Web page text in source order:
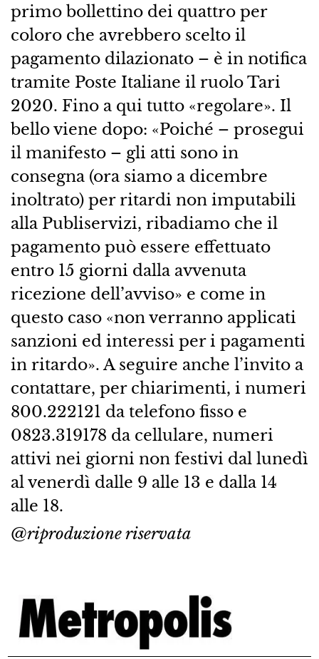
primo bollettino dei quattro per
coloro che avrebbero scelto il
pagamento dilazionato – è in notifica
tramite Poste Italiane il ruolo Tari
2020. Fino a qui tutto «regolare». Il
bello viene dopo: «Poiché – prosegui
il manifesto – gli atti sono in
consegna (ora siamo a dicembre
inoltrato) per ritardi non imputabili
alla Publiservizi, ribadiamo che il
pagamento può essere effettuato
entro 15 giorni dalla avvenuta
ricezione dell’avviso» e come in
questo caso «non verranno applicati
sanzioni ed interessi per i pagamenti
in ritardo». A seguire anche l’invito a
contattare, per chiarimenti, i numeri
800.222121 da telefono fisso e
0823.319178 da cellulare, numeri
attivi nei giorni non festivi dal lunedì
al venerdì dalle 9 alle 13 e dalla 14
alle 18.
@riproduzione riservata